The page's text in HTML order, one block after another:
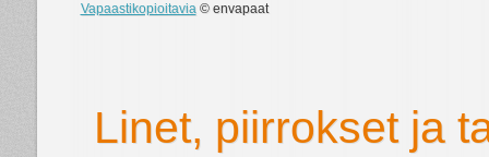
Vapaastikopioitavia© envapaat
Linet, piirrokset ja